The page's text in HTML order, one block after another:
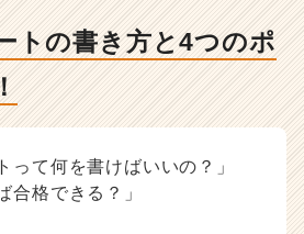
ウ
ベ
トの書き方と4つのポ
って何を書けばいいの？」
合格できる？」